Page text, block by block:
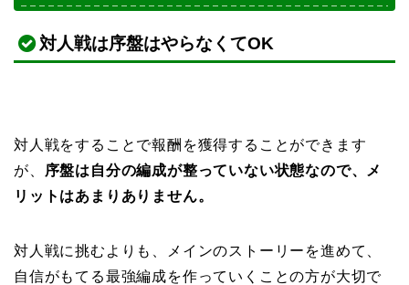
対人戦は序盤はやらなくてOK
対人戦をすることで報酬を獲得することができます
が、
序盤は自分の編成が整っていない状態なので、メ
リットはあまりありません。
対人戦に挑むよりも、メインのストーリーを進めて、
自信がもてる最強編成を作っていくことの方が大切で